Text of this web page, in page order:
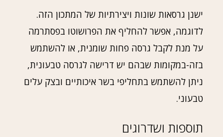
ישנן גרסאות שונות ויצירתיות של המתכון הזה.
לדוגמה, אפשר להחליף את הפרושוטו בפסתרמה
על מנת לקבל גרסה פחות שומנית, או להשתמש
בזה-במקומות שבהם יש דרישה לגרסה טבעונית,
ניתן להשתמש בתחליפי בשר איכותיים ובצק עלים
טבעוני.
תוספות ושדרוגים